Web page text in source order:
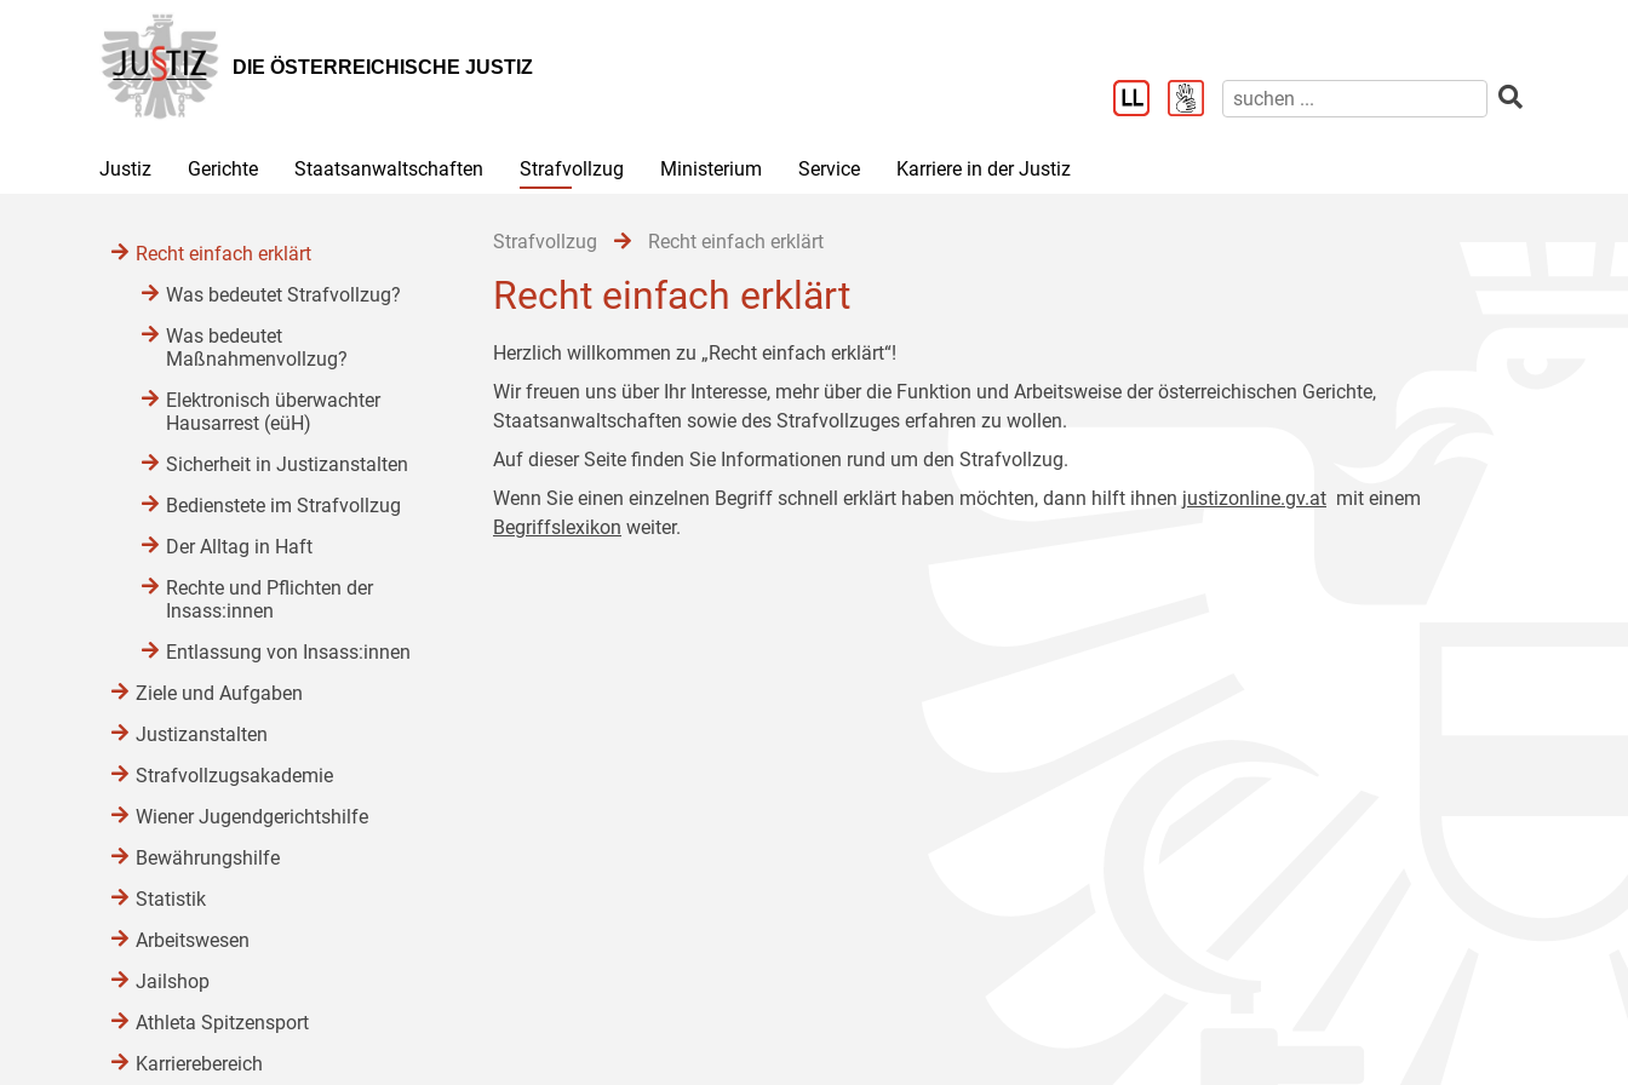
Hauptnavigation
[1]
Inhalt
[2]
Untermenü
[3]
DIE ÖSTERREICHISCHE JUSTIZ
Justiz Gerichte Staatsanwaltschaften Strafvollzug Ministerium Service Karriere in der Justiz
Strafvollzug Recht einfach erklärt
Recht einfach erklärt
Herzlich willkommen zu „Recht einfach erklärt“!
Wir freuen uns über Ihr Interesse, mehr über die Funktion und Arbeitsweise der österreichischen Gerichte,
Staatsanwaltschaften sowie des Strafvollzuges erfahren zu wollen.
Auf dieser Seite finden Sie Informationen rund um den Strafvollzug.
Wenn Sie einen einzelnen Begriff schnell erklärt haben möchten, dann hilft ihnen justizonline.gv.at mit einem
Begriffslexikon weiter.
Recht einfach erklärt
Was bedeutet Strafvollzug?
Was bedeutet
Maßnahmenvollzug?
Elektronisch überwachter
Hausarrest (eüH)
Sicherheit in Justizanstalten
Bedienstete im Strafvollzug
Der Alltag in Haft
Rechte und Pflichten der
Insass:innen
Entlassung von Insass:innen
Ziele und Aufgaben
Justizanstalten
Strafvollzugsakademie
Wiener Jugendgerichtshilfe
Bewährungshilfe
Statistik
Arbeitswesen
Jailshop
Athleta Spitzensport
Karrierebereich